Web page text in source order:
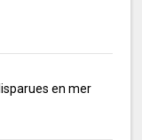
en mer